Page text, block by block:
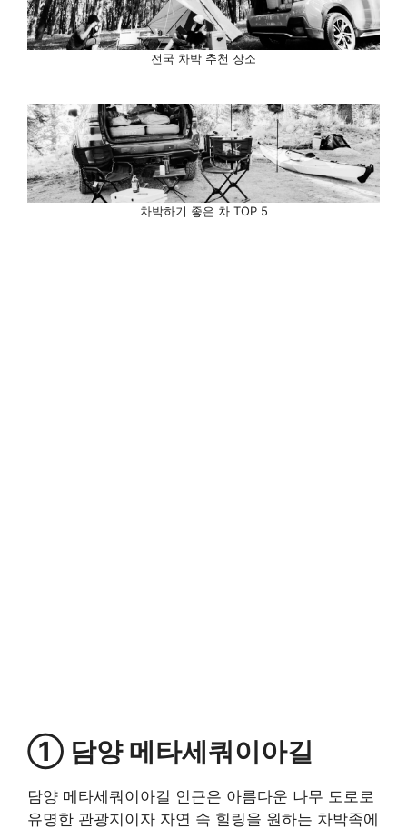
전국 차박 추천 장소
차박하기 좋은 차 TOP 5
① 담양 메타세쿼이아길
담양 메타세쿼이아길 인근은 아름다운 나무 도로로
유명한 관광지이자 자연 속 힐링을 원하는 차박족에